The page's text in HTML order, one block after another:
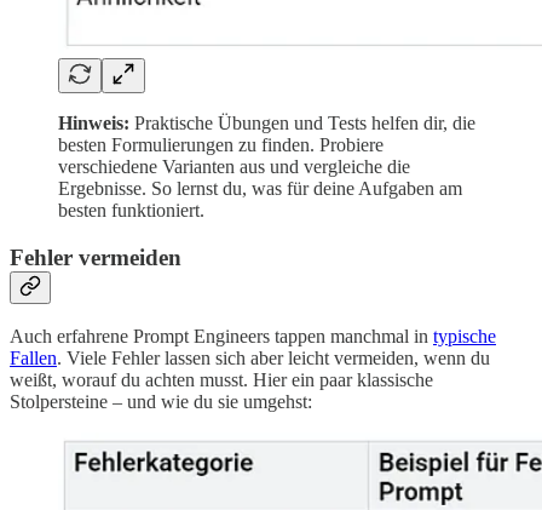
Hinweis: Praktische Übungen und Tests helfen dir, die
besten Formulierungen zu finden. Probiere
verschiedene Varianten aus und vergleiche die
Ergebnisse. So lernst du, was für deine Aufgaben am
besten funktioniert.
Fehler vermeiden
Auch erfahrene Prompt Engineers tappen manchmal in typische
Fallen. Viele Fehler lassen sich aber leicht vermeiden, wenn du
weißt, worauf du achten musst. Hier ein paar klassische
Stolpersteine – und wie du sie umgehst: